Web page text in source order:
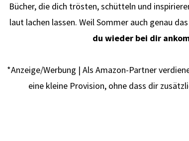
Bücher, die dich trösten, schütteln und
laut lachen lassen. Weil Sommer auch genau
du wieder bei dir
*Anzeige/Werbung | Als Amazon-Partner
eine kleine Provision, ohne dass dir